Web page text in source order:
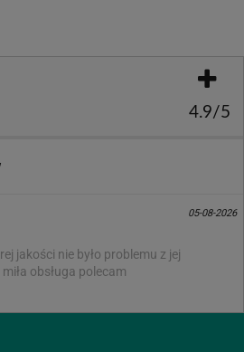
4.9/5
05-08-2026
jakości nie było problemu z jej
obsługa polecam